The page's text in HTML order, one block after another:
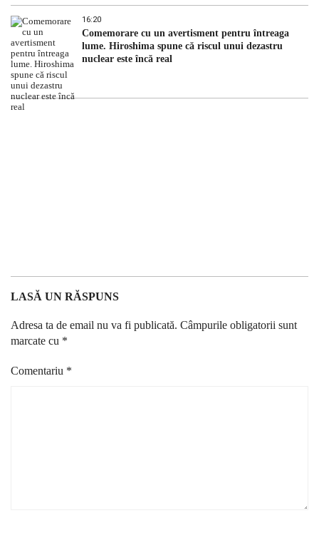
16:20
Comemorare cu un avertisment pentru întreaga
lume. Hiroshima spune că riscul unui dezastru
nuclear este încă real
LASĂ UN RĂSPUNS
Adresa ta de email nu va fi publicată. Câmpurile obligatorii sunt
marcate cu *
Comentariu *